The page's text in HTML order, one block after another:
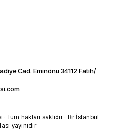
Cad. Eminönü 34112 Fatih/
hakları saklıdır · Bir İstanbul
yayınıdır